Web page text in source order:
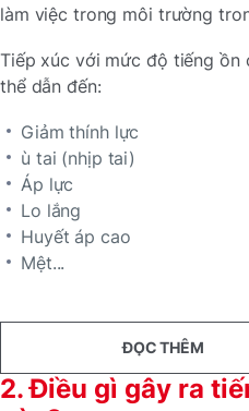
làm việc trong môi trường
Tiếp xúc với mức độ tiếng ồn
thể dẫn đến:
Giảm thính lực
ù tai (nhịp tai)
Áp lực
Lo lắng
Huyết áp cao
Mệt...
ĐỌC THÊM
2. Điều gì gây ra